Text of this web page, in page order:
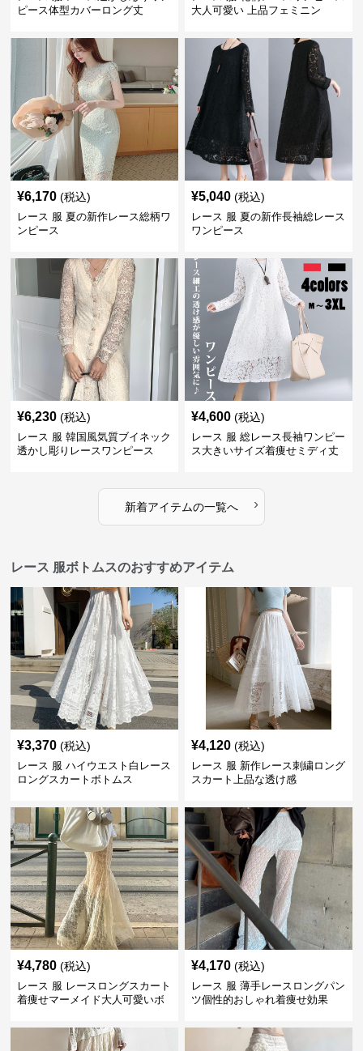
ピース体型カバーロング丈
大人可愛い 上品フェミニン
¥6,170 (税込)
レース 服 夏の新作レース総柄ワ
ンピース
¥5,040 (税込)
レース 服 夏の新作長袖総レース
ワンピース
¥6,230 (税込)
レース 服 韓国風気質ブイネック
透かし彫りレースワンピース
¥4,600 (税込)
レース 服 総レース長袖ワンピー
ス大きいサイズ着痩せミディ丈
新着アイテムの一覧へ ›
レース 服ボトムスのおすすめアイテム
¥3,370 (税込)
レース 服 ハイウエスト白レース
ロングスカートボトムス
¥4,120 (税込)
レース 服 新作レース刺繍ロング
スカート上品な透け感
¥4,780 (税込)
レース 服 レースロングスカート
着痩せマーメイド大人可愛いボ
¥4,170 (税込)
レース 服 薄手レースロングパン
ツ個性的おしゃれ着痩せ効果